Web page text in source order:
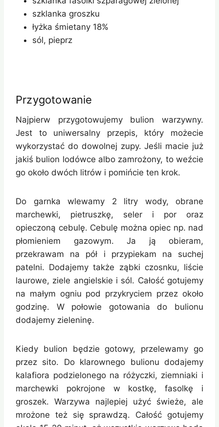
szklanka groszku
łyżka śmietany 18%
sól, pieprz
Przygotowanie
Najpierw przygotowujemy bulion warzywny.
Jest to uniwersalny przepis, który możecie
wykorzystać do dowolnej zupy. Jeśli macie już
jakiś bulion lodówce albo zamrożony, to weźcie
go około dwóch litrów i pomińcie ten krok.
Do garnka wlewamy 2 litry wody, obrane
marchewki, pietruszkę, seler i por oraz
opieczoną cebulę. Cebulę można opiec np. nad
płomieniem gazowym. Ja ją obieram,
przekrawam na pół i przypiekam na suchej
patelni. Dodajemy także ząbki czosnku, liście
laurowe, ziele angielskie i sól. Całość gotujemy
na małym ogniu pod przykryciem przez około
godzinę. W połowie gotowania do bulionu
dodajemy zieleninę.
Kiedy bulion będzie gotowy, przelewamy go
przez sito. Do klarownego bulionu dodajemy
kalafiora podzielonego na różyczki, ziemniaki i
marchewki pokrojone w kostkę, fasolkę i
groszek. Warzywa najlepiej użyć świeże, ale
mrożone też się sprawdzą. Całość gotujemy